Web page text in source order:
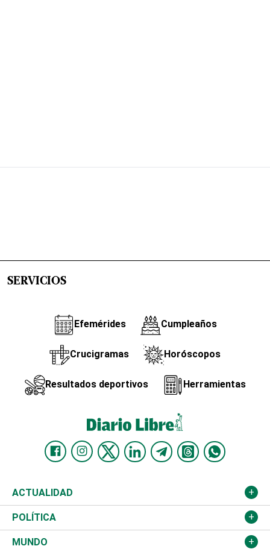
SERVICIOS
Efemérides Cumpleaños
Crucigramas Horóscopos
Resultados deportivos Herramientas
ACTUALIDAD
Nacional
Ciudad
POLÍTICA
Partidos
MUNDO